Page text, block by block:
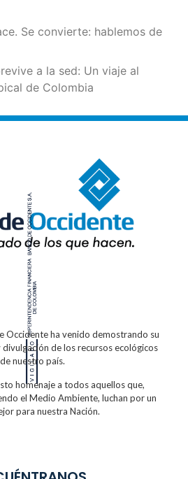
Se convierte: hablemos de
a la sed: Un viaje al
de Colombia
Occidenteha venido demostrando su
divulgación de los recursos ecológicos
de nuestro país.
homenaje a todosaquellos que,
el Medio Ambiente, luchan por un
para nuestra Nación.